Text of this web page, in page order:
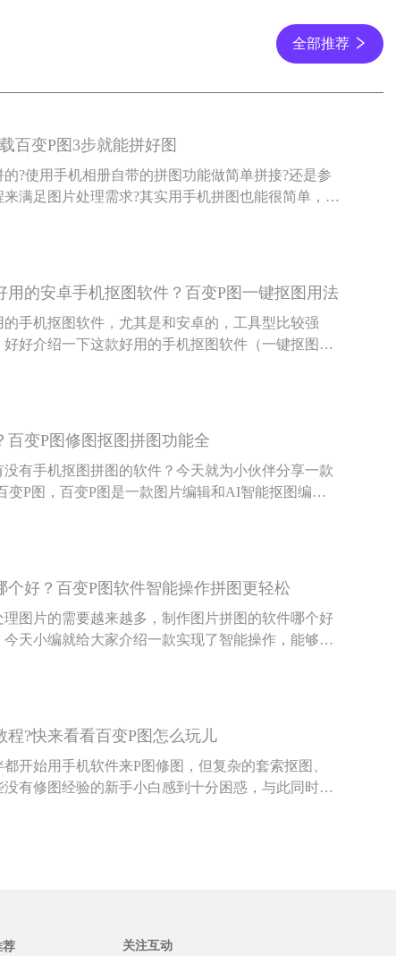
全部推荐
百变P图3步就能拼好图
?使用手机相册自带的拼图功能做简单拼接?还是参
满足图片处理需求?其实用手机拼图也能很简单，下
用的安卓手机抠图软件？百变P图一键抠图用法
手机抠图软件，尤其是和安卓的，工具型比较强
好介绍一下这款好用的手机抠图软件（一键抠图，
百变P图修图抠图拼图功能全
有手机抠图拼图的软件？今天就为小伙伴分享一款
变P图，百变P图是一款图片编辑和AI智能抠图编辑
百变P图都是OK的，下面给大家介绍一下百变P图
个好？百变P图软件智能操作拼图更轻松
图片的需要越来越多，制作图片拼图的软件哪个好
天小编就给大家介绍一款实现了智能操作，能够轻
?快来看看百变P图怎么玩儿
开始用手机软件来P图修图，但复杂的套索抠图、
有修图经验的新手小白感到十分困惑，与此同时，
操作简单的修图软件为例，跟大家说说百变P图怎
荐 关注互动